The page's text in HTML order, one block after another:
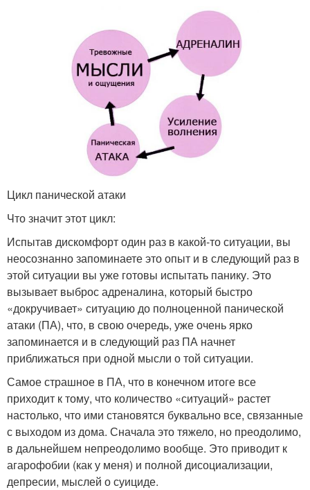
Цикл панической атаки
Что значит этот цикл:
Испытав дискомфорт один раз в какой-то ситуации, вы
неосознанно запоминаете это опыт и в следующий раз в
этой ситуации вы уже готовы испытать панику. Это
вызывает выброс адреналина, который быстро
«докручивает» ситуацию до полноценной панической
атаки (ПА), что, в свою очередь, уже очень ярко
запоминается и в следующий раз ПА начнет
приближаться при одной мысли о той ситуации.
Самое страшное в ПА, что в конечном итоге все
приходит к тому, что количество «ситуаций» растет
настолько, что ими становятся буквально все, связанные
с выходом из дома. Сначала это тяжело, но преодолимо,
в дальнейшем непреодолимо вообще. Это приводит к
агарофобии (как у меня) и полной дисоциализации,
депресии, мыслей о суициде.